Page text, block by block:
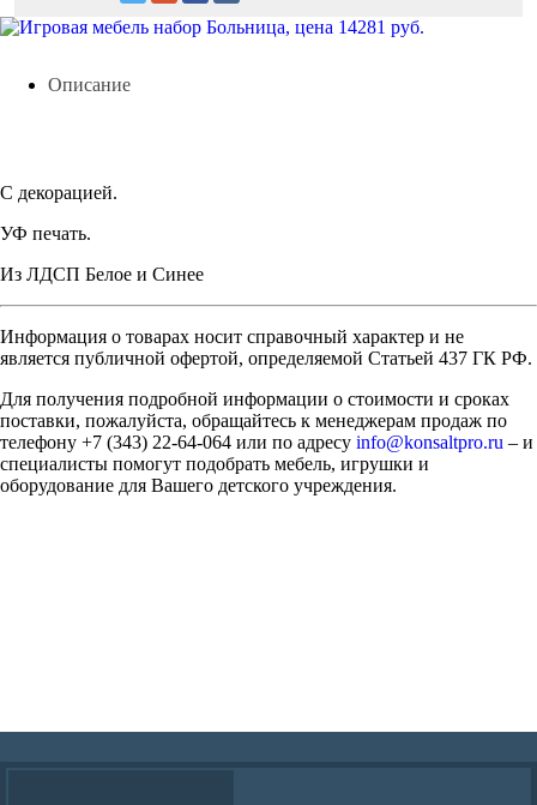
Описание
С декорацией.
УФ печать.
Из ЛДСП Белое и Синее
Информация о товарах носит справочный характер и не
является публичной офертой, определяемой Статьей 437 ГК РФ.
Для получения подробной информации о стоимости и сроках
поставки, пожалуйста, обращайтесь к менеджерам продаж по
телефону +7 (343) 22-64-064 или по адресу info@konsaltpro.ru – и
специалисты помогут подобрать мебель, игрушки и
оборудование для Вашего детского учреждения.